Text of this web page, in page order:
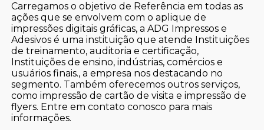
Carregamos o objetivo de Referência em todas as
ações que se envolvem com o aplique de
impressões digitais gráficas, a ADG Impressos e
Adesivos é uma instituição que atende Instituições
de treinamento, auditoria e certificação,
Instituições de ensino, indústrias, comércios e
usuários finais., a empresa nos destacando no
segmento. Também oferecemos outros serviços,
como impressão de cartão de visita e impressão de
flyers. Entre em contato conosco para mais
informações.